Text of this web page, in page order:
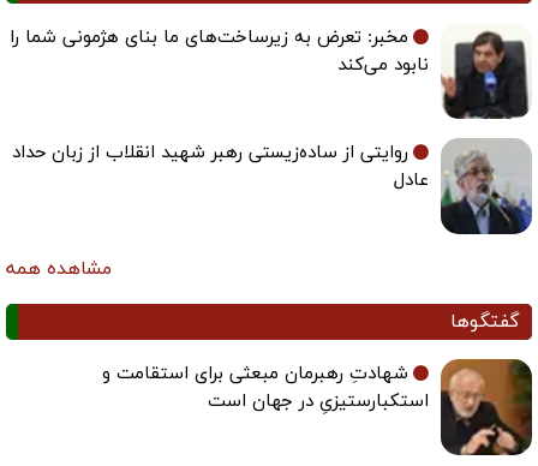
مخبر: تعرض به زیرساخت‌های ما بنای هژمونی شما را
نابود می‌کند
روایتی از ساده‌زیستی رهبر شهید انقلاب از زبان حداد
عادل
مشاهده همه
گفتگوها
شهادتِ رهبرمان مبعثی برای استقامت و
استکبارستیزیِ در جهان است